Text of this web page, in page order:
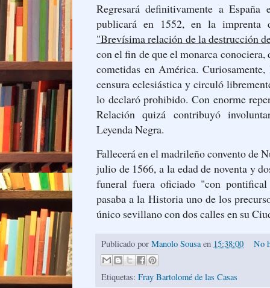
Regresará definitivamente a
publicará en 1552, en la imprenta
"Brevísima relación de la destrucción
con el fin de que el monarca
cometidas en América.
censura eclesiástica y circuló
lo declaró prohibido. Con enorme
Relación quizá contribuyó
Leyenda Negra.
Fallecerá en el madrileño convento de
julio de 1566, a la edad de noventa y
funeral fuera oficiado "con
pasaba a la Historia uno de los
único sevillano con dos calles en su
Publicado por Manolo Sousa en 15:38:00 No
Etiquetas: Fray Bartolomé de las Casas